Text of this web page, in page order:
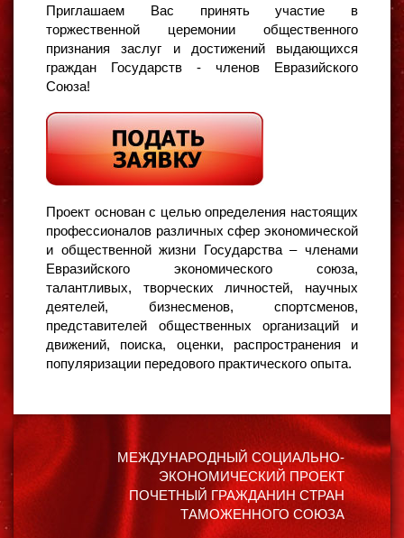
Приглашаем Вас принять участие в
торжественной церемонии общественного
признания заслуг и достижений выдающихся
граждан Государств - членов Евразийского
Союза!
Проект основан с целью определения настоящих
профессионалов различных сфер экономической
и общественной жизни Государства – членами
Евразийского экономического союза,
талантливых, творческих личностей, научных
деятелей, бизнесменов, спортсменов,
представителей общественных организаций и
движений, поиска, оценки, распространения и
популяризации передового практического опыта.
МЕЖДУНАРОДНЫЙ СОЦИАЛЬНО-
ЭКОНОМИЧЕСКИЙ ПРОЕКТ
ПОЧЕТНЫЙ ГРАЖДАНИН СТРАН
ТАМОЖЕННОГО СОЮЗА